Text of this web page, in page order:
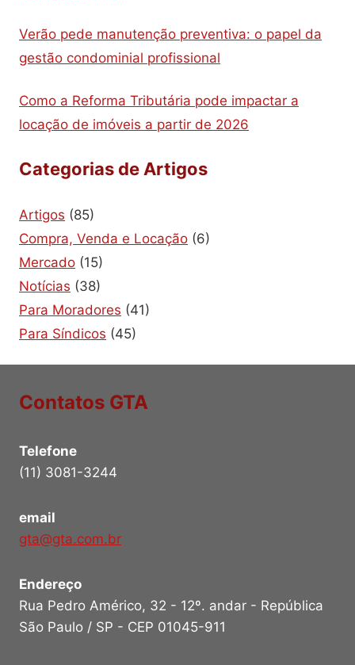
Verão pede manutenção preventiva: o papel da
gestão condominial profissional
Como a Reforma Tributária pode impactar a
locação de imóveis a partir de 2026
Categorias de Artigos
Artigos (85)
Compra, Venda e Locação (6)
Mercado (15)
Notícias (38)
Para Moradores (41)
Para Síndicos (45)
Contatos GTA
Telefone
(11) 3081-3244
email
gta@gta.com.br
Endereço
Rua Pedro Américo, 32 - 12º. andar - República
São Paulo / SP - CEP 01045-911